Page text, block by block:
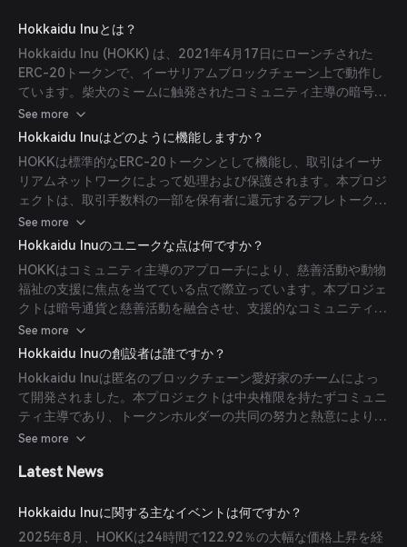
Hokkaidu Inuとは？
Hokkaidu Inu (HOKK) は、2021年4月17日にローンチされた
ERC-20トークンで、イーサリアムブロックチェーン上で動作し
ています。柴犬のミームに触発されたコミュニティ主導の暗号通
貨であり、楽しく魅力的なエコシステムを創造しながら慈善活動
を促進することを目的としています。本プロジェクトは活気ある
コミュニティの構築と動物福祉の支援に力を入れています。
See more
Hokkaidu Inuはどのように機能しますか？
HOKKは標準的なERC-20トークンとして機能し、取引はイーサ
リアムネットワークによって処理および保護されます。本プロジ
ェクトは、取引手数料の一部を保有者に還元するデフレトークノ
ミクスモデルを採用しており、ユーザーのエンゲージメントとロ
イヤルティを高めています。さらに、HOKKはステーキングおよ
び分散型金融（DeFi）アプリケーションへの参加もサポートして
います。
See more
Hokkaidu Inuのユニークな点は何ですか？
HOKKはコミュニティ主導のアプローチにより、慈善活動や動物
福祉の支援に焦点を当てている点で際立っています。本プロジェ
クトは暗号通貨と慈善活動を融合させ、支援的なコミュニティを
育み、ポジティブな変化を促進します。デフレトークノミクスモ
デルとコミュニティエンゲージメントへの強調が、暗号通貨市場
での差別化要素となっています。
See more
Hokkaidu Inuの創設者は誰ですか？
Hokkaidu Inuは匿名のブロックチェーン愛好家のチームによっ
て開発されました。本プロジェクトは中央権限を持たずコミュニ
ティ主導であり、トークンホルダーの共同の努力と熱意により、
その方向性、マーケティング、成長が推進されています。
See more
Latest News
Hokkaidu Inuに関する主なイベントは何ですか？
2025年8月、HOKKは24時間で122.92％の大幅な価格上昇を経